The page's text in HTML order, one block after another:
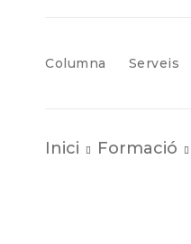
Columna Serveis
Inici Formació